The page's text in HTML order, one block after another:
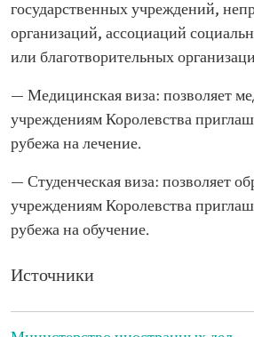
государственных учреждений,
организаций, ассоциаций
или благотворительных
— Медицинская виза: позволяет
учреждениям Королевства
рубежа на лечение.
— Студенческая виза: позволяет
учреждениям Королевства
рубежа на обучение.
Источники